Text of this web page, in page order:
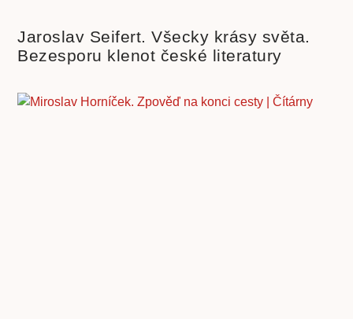
Jaroslav Seifert. Všecky krásy světa.
Bezesporu klenot české literatury